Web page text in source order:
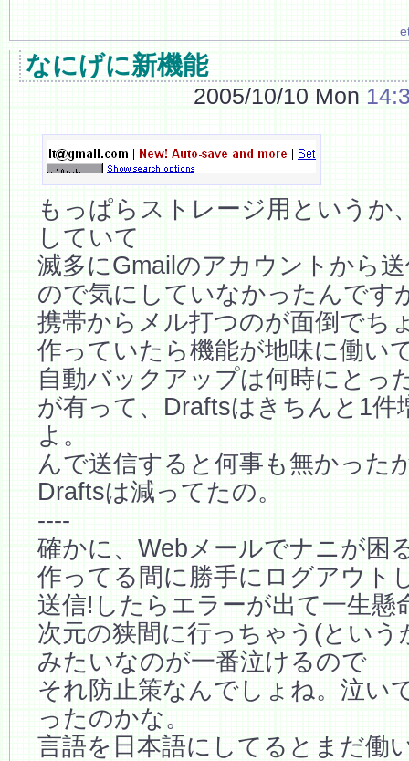
なにげに新機能
2005/10/10 Mon
もっぱらストレージ用というか
していて
滅多にGmailのアカウントから
ので気にしていなかったんです
携帯からメル打つのが面倒でち
作っていたら機能が地味に働い
自動バックアップは何時にとっ
が有って、Draftsはきちんと1件
よ。
んで送信すると何事も無かった
Draftsは減ってたの。
----
確かに、Webメールでナニが困
作ってる間に勝手にログアウト
送信!したらエラーが出て一生懸
次元の狭間に行っちゃう(という
みたいなのが一番泣けるので
それ防止策なんでしょね。泣い
ったのかな。
言語を日本語にしてるとまだ働